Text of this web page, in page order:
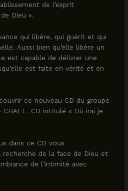
de l’esprit
Dieu ».
qui libère, qui guérit et qui
Aussi bien qu’elle libère un
est capable de délivrer une
est faite en vérité et en
ce nouveau CD du groupe
CHAEL. CD intitulé « Où irai je
dans ce CD vous
recherche de la face de Dieu et
de l’intimité avec